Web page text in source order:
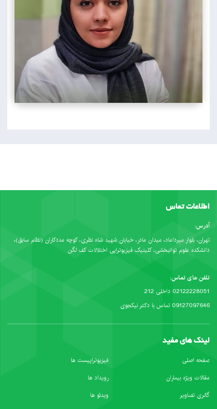
اطلاعات تماس
آدرس:
تهران، بلوار میرداماد، میدان مادر، خیابان شهید شاه نظری، کوچه مددکاران (نظام سابق)،
دانشکده علوم توانبخشی، کلینیک فیزیوتراپی اختلالات کف لگن
تلفن های تماس:
02122228051 داخلی 212
09127097646 تماس با دکتر نیکجوی
لینک های مفید
صفحه اصلی
فیزیوتراپیست ها
مقالات ویژه بیماران
رویداد ها
گالری تصاویر
ویدئو ها